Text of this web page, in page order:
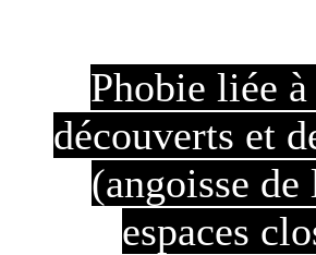
Phobie liée à
découverts et
(angoisse
espaces